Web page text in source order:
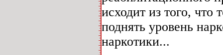
исходит из того,
поднять уровень
наркотики...